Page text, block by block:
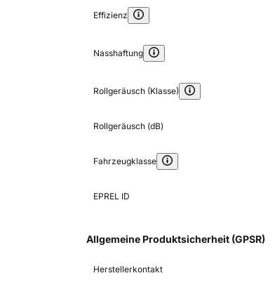
Effizienz
Nasshaftung
Rollgeräusch (Klasse)
Rollgeräusch (dB)
Fahrzeugklasse
EPREL ID
Allgemeine Produktsicherheit (GPSR)
Herstellerkontakt